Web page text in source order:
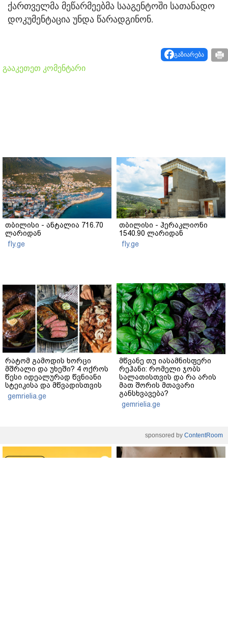
ქართველმა მეწარმეებმა სააგენტოში სათანადო
დოკუმენტაცია უნდა წარადგინონ.
გაზიარება
გააკეთეთ კომენტარი
თბილისი - ანტალია 716.70
ლარიდან
fly.ge
თბილისი - ჰერაკლიონი
1540.90 ლარიდან
fly.ge
რატომ გამოდის ხორცი
მშრალი და უხეში? 4 ოქროს
წესი იდეალურად წვნიანი
სტეიკისა და მწვადისთვის
gemrielia.ge
მწვანე თუ იასამნისფერი
რეჰანი: რომელი ჯობს
სალათისთვის და რა არის
მათ შორის მთავარი
განსხვავება?
gemrielia.ge
sponsored by ContentRoom